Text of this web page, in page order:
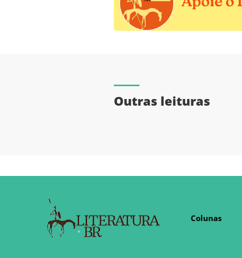
Outras leituras
Colunas